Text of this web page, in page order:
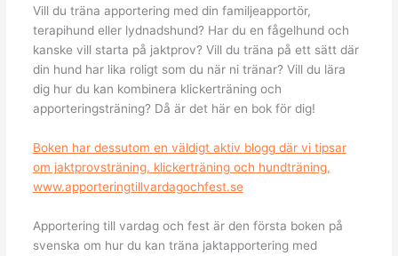
Vill du träna apportering med din familjeapportör,
terapihund eller lydnadshund? Har du en fågelhund och
kanske vill starta på jaktprov? Vill du träna på ett sätt där
din hund har lika roligt som du när ni tränar? Vill du lära
dig hur du kan kombinera klickerträning och
apporteringsträning? Då är det här en bok för dig!
Boken har dessutom en väldigt aktiv blogg där vi tipsar
om jaktprovsträning, klickerträning och hundträning,
www.apporteringtillvardagochfest.se
Apportering till vardag och fest är den första boken på
svenska om hur du kan träna jaktapportering med